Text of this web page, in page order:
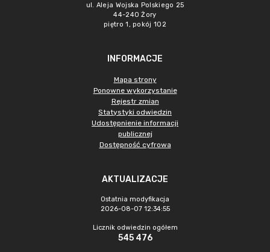
ul. Aleja Wojska Polskiego 25
44-240 Żory
piętro 1, pokój 102
INFORMACJE
Mapa strony
Ponowne wykorzystanie
Rejestr zmian
Statystyki odwiedzin
Udostępnienie informacji
publicznej
Dostępność cyfrowa
AKTUALIZACJE
Ostatnia modyfikacja
2026-08-07 12:34:55
Licznik odwiedzin ogółem
545 476